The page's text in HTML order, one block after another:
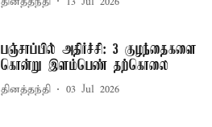
பஞ்சாப்பில் அதிர்ச்சி: 3 குழந்தைகளை
கொன்று இளம்பெண் தற்கொலை
தினத்தந்தி 03 Jul 2026